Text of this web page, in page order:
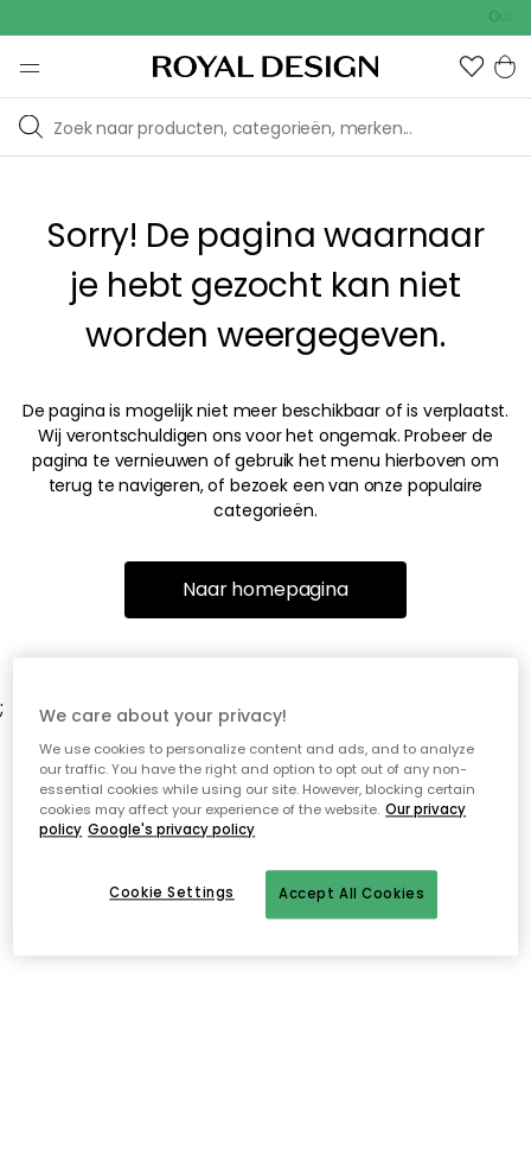
Sorry! De pagina waarnaar
je hebt gezocht kan niet
worden weergegeven.
De pagina is mogelijk niet meer beschikbaar of is verplaatst.
Wij verontschuldigen ons voor het ongemak. Probeer de
pagina te vernieuwen of gebruik het menu hierboven om
terug te navigeren, of bezoek een van onze populaire
categorieën.
Naar homepagina
; We care about your privacy!
We use cookies to personalize content and ads, and to analyze
our traffic. You have the right and option to opt out of any non-
essential cookies while using our site. However, blocking certain
cookies may affect your experience of the website. Our privacy
policy Google's privacy policy
Accept All Cookies
Cookie Settings